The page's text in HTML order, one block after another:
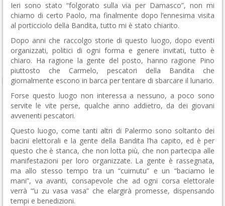
Ieri sono stato “folgorato sulla via per Damasco”, non mi
chiamo di certo Paolo, ma finalmente dopo l’ennesima visita
al porticciolo della Bandita, tutto mi è stato chiarito.
Dopo anni che raccolgo storie di questo luogo, dopo eventi
organizzati, politici di ogni forma e genere invitati, tutto è
chiaro. Ha ragione la gente del posto, hanno ragione Pino
piuttosto che Carmelo, pescatori della Bandita che
giornalmente escono in barca per tentare di sbarcare il lunario.
Forse questo luogo non interessa a nessuno, a poco sono
servite le vite perse, qualche anno addietro, da dei giovani
avvenenti pescatori.
Questo luogo, come tanti altri di Palermo sono soltanto dei
bacini elettorali e la gente della Bandita l’ha capito, ed è per
questo che è stanca, che non lotta più, che non partecipa alle
manifestazioni per loro organizzate. La gente è rassegnata,
ma allo stesso tempo tra un “cuirnutu” e un “baciamo le
mani”, va avanti, consapevole che ad ogni corsa elettorale
verrà “’u zu vasa vasa” che elargirà promesse, dispensando
tempi e benedizioni.